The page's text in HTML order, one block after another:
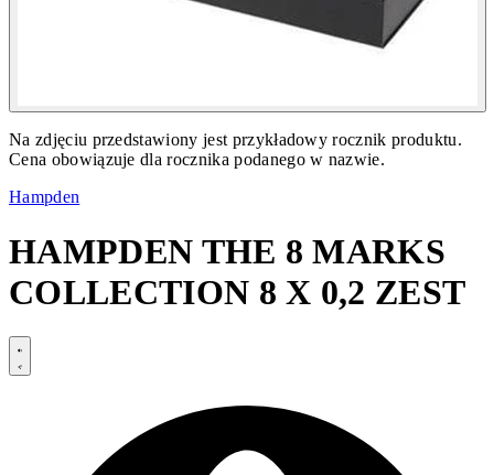
Na zdjęciu przedstawiony jest przykładowy rocznik produktu.
Cena obowiązuje dla rocznika podanego w nazwie.
Hampden
HAMPDEN THE 8 MARKS
COLLECTION 8 X 0,2 ZEST